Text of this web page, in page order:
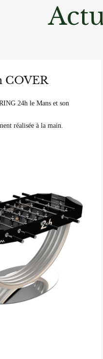
COVER
24h le Mans et son
réalisée à la main.